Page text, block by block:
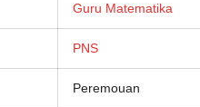
Guru Matematika
PNS
Peremouan